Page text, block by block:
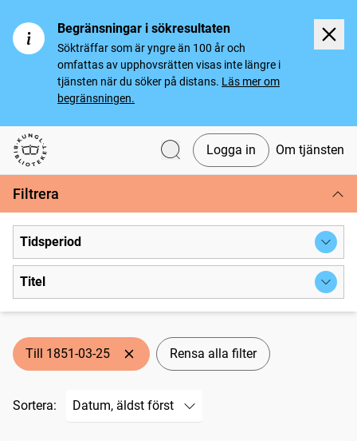
Begränsningar i sökresultaten
Sökträffar som är yngre än 100 år och
omfattas av upphovsrätten visas inte längre i
tjänsten när du söker på distans. Läs mer om
begränsningen.
Svenska tidningar
Logga in Om tjänsten
Filtrera
Tidsperiod
Titel
Till 1851-03-25 Rensa alla filter
Sortera: